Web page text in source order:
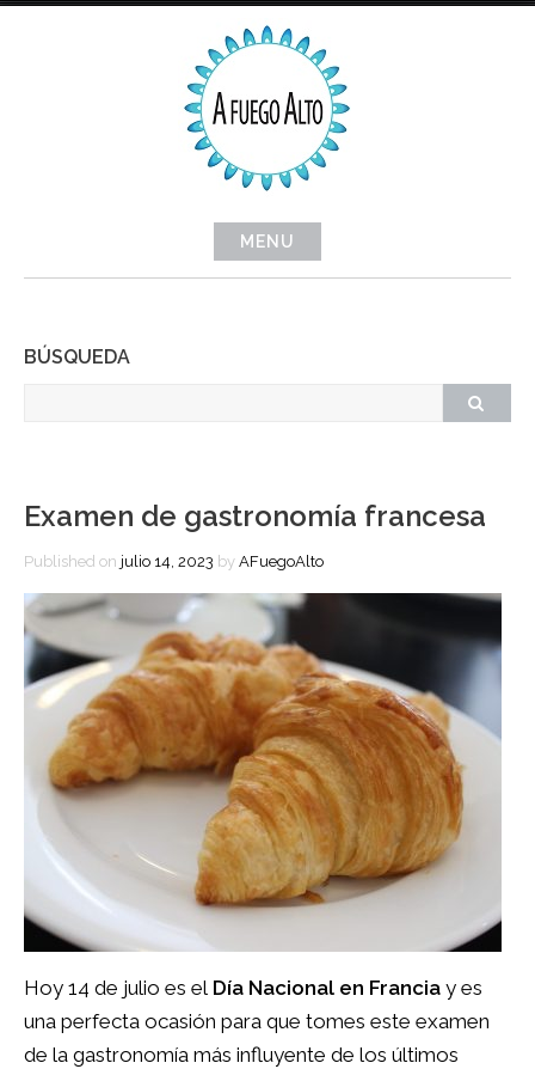
MENU
BÚSQUEDA
Examen de gastronomía francesa
Published on julio 14, 2023 by AFuegoAlto
Hoy 14 de julio es el Día Nacional en Francia y es
una perfecta ocasión para que tomes este examen
de la gastronomía más influyente de los últimos